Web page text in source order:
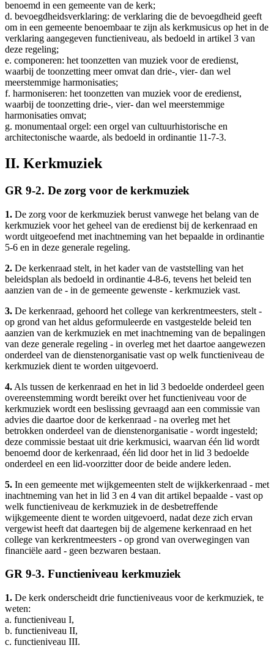
benoemd in een gemeente van de kerk;
d. bevoegdheidsverklaring: de verklaring die de bevoegdheid geeft
om in een gemeente benoembaar te zijn als kerkmusicus op het in de
verklaring aangegeven functieniveau, als bedoeld in artikel 3 van
deze regeling;
e. componeren: het toonzetten van muziek voor de eredienst,
waarbij de toonzetting meer omvat dan drie-, vier- dan wel
meerstemmige harmonisaties;
f. harmoniseren: het toonzetten van muziek voor de eredienst,
waarbij de toonzetting drie-, vier- dan wel meerstemmige
harmonisaties omvat;
g. monumentaal orgel: een orgel van cultuurhistorische en
architectonische waarde, als bedoeld in ordinantie 11-7-3.
II. Kerkmuziek
GR 9-2. De zorg voor de kerkmuziek
1. De zorg voor de kerkmuziek berust vanwege het belang van de
kerkmuziek voor het geheel van de eredienst bij de kerkenraad en
wordt uitgeoefend met inachtneming van het bepaalde in ordinantie
5-6 en in deze generale regeling.
2. De kerkenraad stelt, in het kader van de vaststelling van het
beleidsplan als bedoeld in ordinantie 4-8-6, tevens het beleid ten
aanzien van de - in de gemeente gewenste - kerkmuziek vast.
3. De kerkenraad, gehoord het college van kerkrentmeesters, stelt -
op grond van het aldus geformuleerde en vastgestelde beleid ten
aanzien van de kerkmuziek en met inachtneming van de bepalingen
van deze generale regeling - in overleg met het daartoe aangewezen
onderdeel van de dienstenorganisatie vast op welk functieniveau de
kerkmuziek dient te worden uitgevoerd.
4. Als tussen de kerkenraad en het in lid 3 bedoelde onderdeel geen
overeenstemming wordt bereikt over het functieniveau voor de
kerkmuziek wordt een beslissing gevraagd aan een commissie van
advies die daartoe door de kerkenraad - na overleg met het
betrokken onderdeel van de dienstenorganisatie - wordt ingesteld;
deze commissie bestaat uit drie kerkmusici, waarvan één lid wordt
benoemd door de kerkenraad, één lid door het in lid 3 bedoelde
onderdeel en een lid-voorzitter door de beide andere leden.
5. In een gemeente met wijkgemeenten stelt de wijkkerkenraad - met
inachtneming van het in lid 3 en 4 van dit artikel bepaalde - vast op
welk functieniveau de kerkmuziek in de desbetreffende
wijkgemeente dient te worden uitgevoerd, nadat deze zich ervan
vergewist heeft dat daartegen bij de algemene kerkenraad en het
college van kerkrentmeesters - op grond van overwegingen van
financiële aard - geen bezwaren bestaan.
GR 9-3. Functieniveau kerkmuziek
1. De kerk onderscheidt drie functieniveaus voor de kerkmuziek, te
weten:
a. functieniveau I,
b. functieniveau II,
c. functieniveau III.